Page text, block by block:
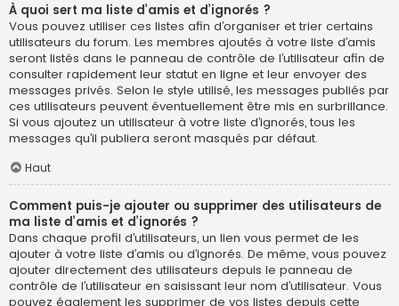
À quoi sert ma liste d’amis et d’ignorés ?
Vous pouvez utiliser ces listes afin d’organiser et trier certains
utilisateurs du forum. Les membres ajoutés à votre liste d’amis
seront listés dans le panneau de contrôle de l’utilisateur afin de
consulter rapidement leur statut en ligne et leur envoyer des
messages privés. Selon le style utilisé, les messages publiés par
ces utilisateurs peuvent éventuellement être mis en surbrillance.
Si vous ajoutez un utilisateur à votre liste d’ignorés, tous les
messages qu’il publiera seront masqués par défaut.
Haut
Comment puis-je ajouter ou supprimer des utilisateurs de
ma liste d’amis et d’ignorés ?
Dans chaque profil d’utilisateurs, un lien vous permet de les
ajouter à votre liste d’amis ou d’ignorés. De même, vous pouvez
ajouter directement des utilisateurs depuis le panneau de
contrôle de l’utilisateur en saisissant leur nom d’utilisateur. Vous
pouvez également les supprimer de vos listes depuis cette